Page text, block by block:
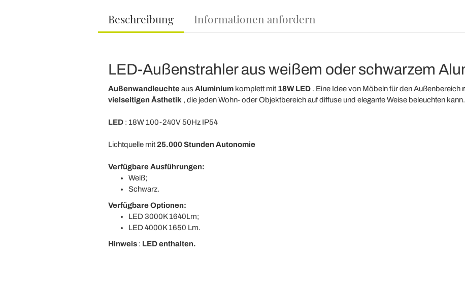
Beschreibung Informationen anfordern
LED-Außenstrahler aus weißem oder schwarzem
Außenwandleuchteaus Aluminiumkomplett mit 18W LED. Eine Idee von Möbeln für den Außenbereich
vielseitigen Ästhetik , die jeden Wohn- oder Objektbereich auf diffuse und elegante Weise beleuchten kann.
LED: 18W 100-240V 50Hz IP54
Lichtquelle mit 25.000 Stunden Autonomie
Verfügbare Ausführungen:
Weiß;
Schwarz.
Verfügbare Optionen:
LED 3000K 1640Lm;
LED 4000K 1650 Lm.
Hinweis: LED enthalten.